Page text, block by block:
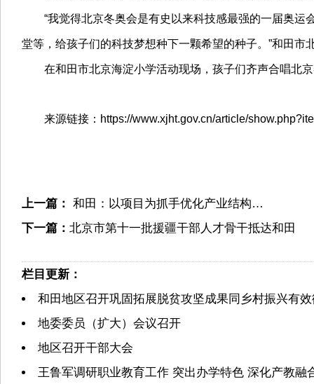
“我觉得北京冬奥会是有史以来科技感最强的一届奥
堂等，给孩子们的科技梦想种下一颗希望的种子。”和田市
在和田市北京海淀小学活动现场，孩子们齐声合唱北
来源链接：https://www.xjht.gov.cn/article/
上一篇： 和田：以项目为抓手优化产业结构…
下一篇： 北京市第十一批援疆干部人才骨干抵达和田
栏目更新：
和田地区召开巩固拓展脱贫攻坚成果同乡村振兴有
地委委员（扩大）会议召开
地区召开干部大会
王鲁军调研职业教育工作 突出办学特色 深化产教融